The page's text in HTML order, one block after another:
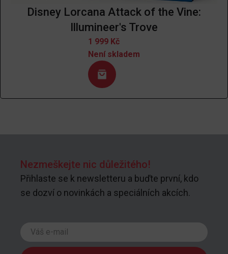
Disney Lorcana Attack of the Vine:
Illumineer's Trove
1 999 Kč
Není skladem
Nezmeškejte nic důležitého!
Přihlaste se k newsletteru a buďte první, kdo
se dozví o novinkách a speciálních akcích.